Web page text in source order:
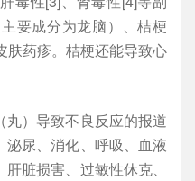
要成分为龙脑）、桔梗
肤药疹。桔梗还能导致心
丸）导致不良反应的报道
尿、消化、呼吸、血液
脏损害、过敏性休克、